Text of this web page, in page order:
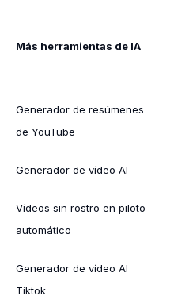
Más herramientas de IA
Generador de resúmenes
de YouTube
Generador de vídeo AI
Vídeos sin rostro en piloto
automático
Generador de vídeo AI
Tiktok